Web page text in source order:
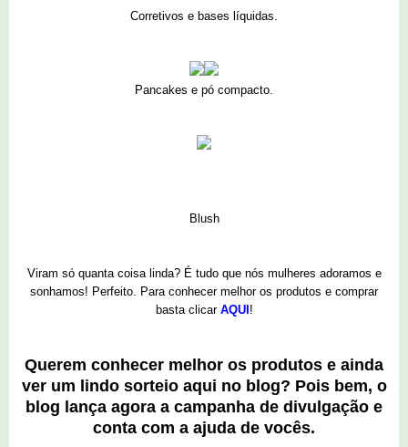
Corretivos e bases líquidas.
Pancakes e pó compacto.
Blush
Viram só quanta coisa linda? É tudo que nós mulheres adoramos e
sonhamos! Perfeito. Para conhecer melhor os produtos e comprar
basta clicar AQUI !
Querem conhecer melhor os produtos e ainda
ver um lindo sorteio aqui no blog? Pois bem, o
blog lança agora a campanha de divulgação e
conta com a ajuda de vocês.